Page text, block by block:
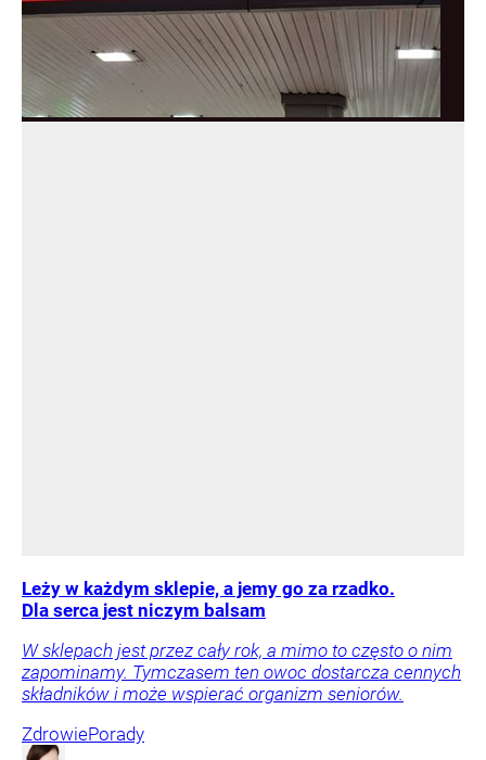
Leży w każdym sklepie, a jemy go za rzadko.
Dla serca jest niczym balsam
W sklepach jest przez cały rok, a mimo to często o nim
zapominamy. Tymczasem ten owoc dostarcza cennych
składników i może wspierać organizm seniorów.
ZdrowiePorady